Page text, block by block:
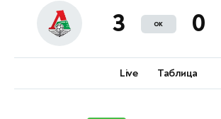
3 ок 0
Live Таблица